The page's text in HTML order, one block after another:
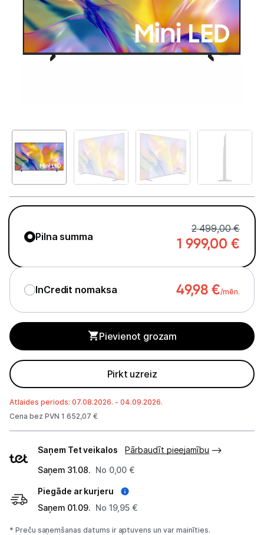
Televizoru stiprinājumi
TV rāmji
Pārsprieguma aizsargi
TV statīvi
Tet Virszemes televīzija
TV iekārtas
Spēļu konsoles
Studijas skaņas aprīkojums
Datortehnika
Telefoni, planšetdatori
Viedierīces
Sadzīves tehnika
Sports un atpūta
Vēlmju saraksts
Pilna summa
2 499,00 €
1 999,00 €
InCredit nomaksa 49,98 €/mēn.
Pievienot grozam
Pirkt uzreiz
Atlaides periods: 07.08.2026. - 04.09.2026.
Cena bez PVN 1 652,07 €
veidi
Saņem Tet veikalos
Pārbaudīt pieejamību
Saņem 31.08. No 0,00 €
Piegāde ar kurjeru
Saņem 01.09. No 19,95 €
* Preču saņemšanas datums ir aptuvens un var mainīties.